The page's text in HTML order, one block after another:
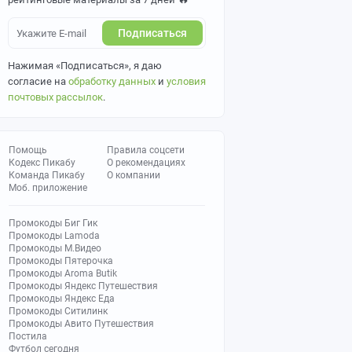
Подписаться
Нажимая «Подписаться», я даю
согласие на обработку данных и условия
почтовых рассылок.
Помощь
Кодекс Пикабу
Команда Пикабу
Моб. приложение
Правила соцсети
О рекомендациях
О компании
Промокоды Биг Гик
Промокоды Lamoda
Промокоды М.Видео
Промокоды Пятерочка
Промокоды Aroma Butik
Промокоды Яндекс Путешествия
Промокоды Яндекс Еда
Промокоды Ситилинк
Промокоды Авито Путешествия
Постила
Футбол сегодня